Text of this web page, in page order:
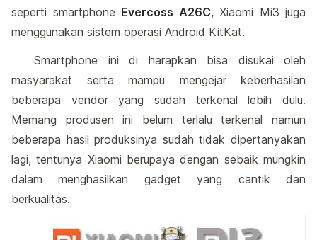
seperti smartphone Evercoss A26C, Xiaomi Mi3 juga
menggunakan sistem operasi Android KitKat.
Smartphone ini di harapkan bisa disukai oleh
masyarakat serta mampu mengejar keberhasilan
beberapa vendor yang sudah terkenal lebih dulu.
Memang produsen ini belum terlalu terkenal namun
beberapa hasil produksinya sudah tidak dipertanyakan
lagi, tentunya Xiaomi berupaya dengan sebaik mungkin
dalam menghasilkan gadget yang cantik dan
berkualitas.